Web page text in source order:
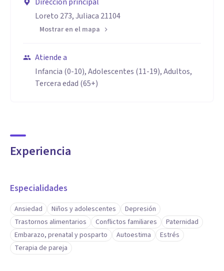
Loreto 273, Juliaca 21104
Mostrar en el mapa
Atiende a
Infancia (0-10), Adolescentes (11-19), Adultos,
Tercera edad (65+)
Experiencia
Especialidades
Ansiedad Niños y adolescentes
Depresión
Trastornos alimentarios
Conflictos familiares
Paternidad
Embarazo, prenatal y posparto
Autoestima
Estrés
Terapia de pareja